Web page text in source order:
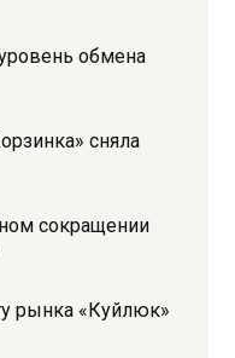
обмена
сняла
сокращении
рынка «Куйлюк»